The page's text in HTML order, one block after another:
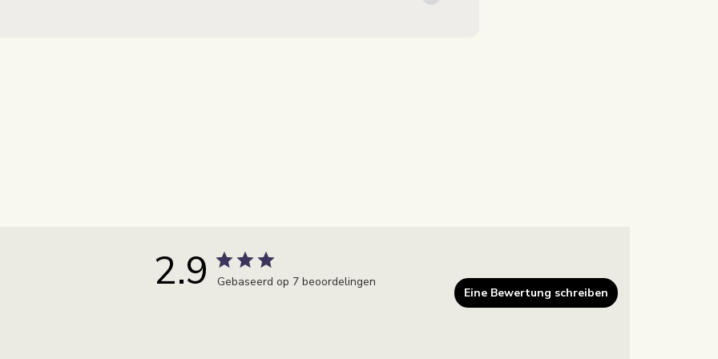
2.9 Gebaseerd op 7 beoordelingen
Eine Bewertung schreiben